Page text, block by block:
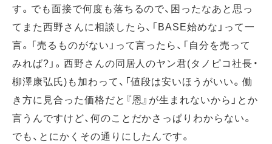
す。でも面接で何度も落ちるので、困ったなあと思っ
てまた西野さんに相談したら、「BASE始めな」って一
言。「売るものがない」って言ったら、「自分を売って
みれば?」。西野さんの同居人のヤン君(タノピコ社長・
柳澤康弘氏)も加わって、「値段は安いほうがいい。働
き方に見合った価格だと『恩』が生まれないから」とか
言うんですけど、何のことだかさっぱりわからない。
でも、とにかくその通りにしたんです。